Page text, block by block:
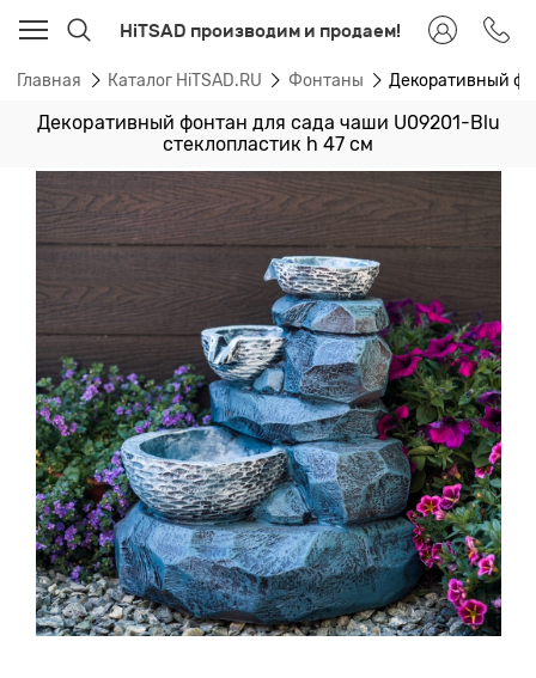
HiTSAD производим и продаем!
Главная Каталог HiTSAD.RU Фонтаны Декоративный
Декоративный фонтан для сада чаши U09201-Blu
стеклопластик h 47 см